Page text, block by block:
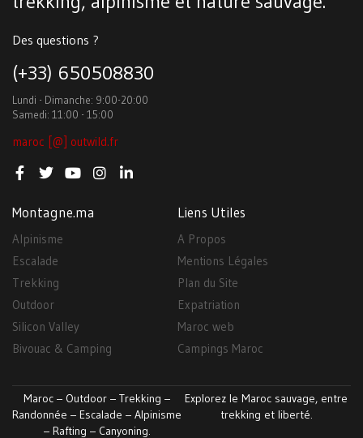
Des questions ?
(+33) 650508830
Lundi - Dimanche: 9:00-20:00
Samedi: 11:00 - 15:00
maroc [@] outwild.fr
Montagne.ma
Alpinisme
Escalade
Trekking
Outdoor
Silicon Valley
Bivouac & Camping
Liens Utiles
A Propos
Mentions Légales
Plan du Site
Expatriation
Maroc web
Campings Maroc
Maroc – Outdoor – Trekking –
Randonnée – Escalade – Alpinisme
– Rafting – Canyoning.
Explorez le Maroc sauvage, entre
trekking et liberté.